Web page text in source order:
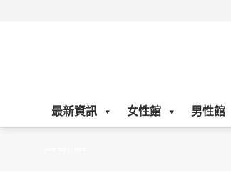
最新資訊 女性館 男性館